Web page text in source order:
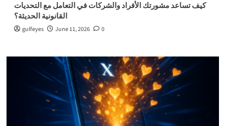
كيف تساعد مشورتك الأفراد والشركات في التعامل مع التحديات
القانونية الحديثة؟
gulfeyes June 11, 2026 0